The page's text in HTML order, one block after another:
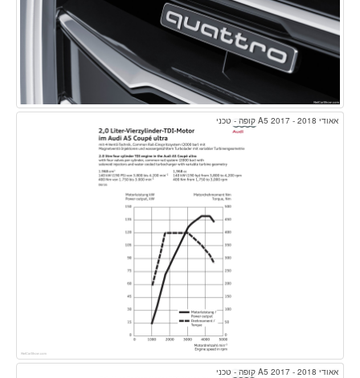
אאודי A5 2017 - 2018 קופה - טכני
אאודי A5 2017 - 2018 קופה - טכני